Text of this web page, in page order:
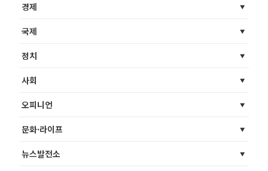
경제
국제
정치
사회
오피니언
문화·라이프
뉴스발전소